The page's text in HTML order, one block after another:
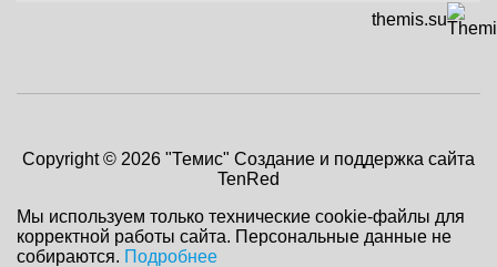
themis.su
Copyright © 2026 "Темис" Создание и поддержка сайта
TenRed
Мы используем только технические cookie-файлы для
корректной работы сайта. Персональные данные не
собираются. Подробнее